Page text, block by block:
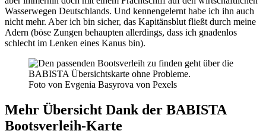
Wasserwegen Deutschlands. Und kennengelernt habe ich ihn auch
nicht mehr. Aber ich bin sicher, das Kapitänsblut fließt durch meine
Adern (böse Zungen behaupten allerdings, dass ich gnadenlos
schlecht im Lenken eines Kanus bin).
Foto von Evgenia Basyrova von Pexels
Mehr Übersicht Dank der BABISTA
Bootsverleih-Karte